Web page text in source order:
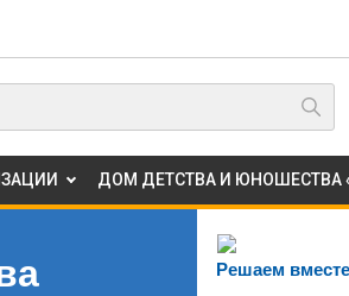
ДОМ ДЕТСТВА И ЮНОШЕСТВА
Решаем вместе